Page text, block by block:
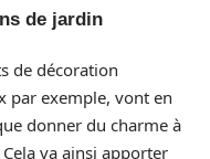
de jardin
de décoration
par exemple, vont en
donner du charme à
va ainsi apporter